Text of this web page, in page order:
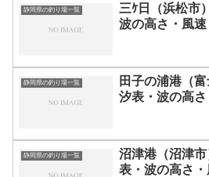
静岡県の釣り場一覧
三ｹ日（浜松市
波の高さ・風速
静岡県の釣り場一覧
田子の浦港（
汐表・波の高さ
静岡県の釣り場一覧
沼津港（沼津
表・波の高さ・